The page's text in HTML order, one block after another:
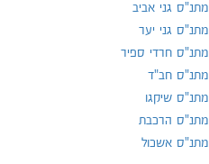
מתנ"ס גני אביב
מתנ"ס גני יער
מתנ"ס חרדי ספיר
מתנ"ס חב"ד
מתנ"ס שיקגו
מתנ"ס הרכבת
מתנ"ס אשכול